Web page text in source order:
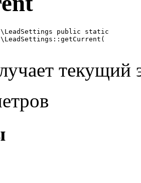
public static
текущий